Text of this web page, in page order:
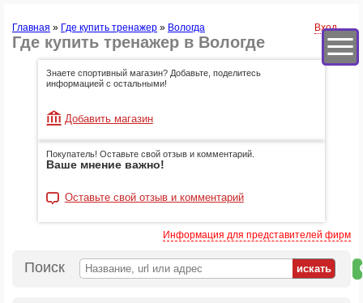
Главная » Где купить тренажер » Вологда Вход
Где купить тренажер в Вологде
Знаете спортивный магазин? Добавьте, поделитесь
информацией с остальными!
Добавить магазин
Покупатель! Оставьте свой отзыв и комментарий.
Ваше мнение важно!
Оставьте свой отзыв и комментарий
Информация для представителей фирм
Поиск